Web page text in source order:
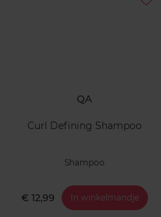
QA
Curl Defining Shampoo
Shampoo
€ 12,99 In winkelmandje